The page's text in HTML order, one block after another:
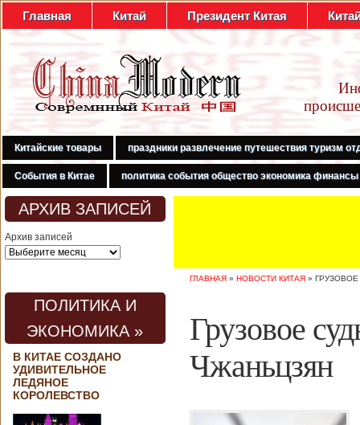
Главная Китай Президент Китая
Китайские товары праздники развлечение путешествия туризм
События в Китае политика события общество экономика финансы
АРХИВ ЗАПИСЕЙ
Архив записей
ПОЛИТИКА И
ЭКОНОМИКА »
В КИТАЕ СОЗДАНО
УДИВИТЕЛЬНОЕ
ЛЕДЯНОЕ
КОРОЛЕВСТВО
ГЛАВНАЯ » НОВОСТИ КИТАЯ »
Грузовое
Чжаньцзян